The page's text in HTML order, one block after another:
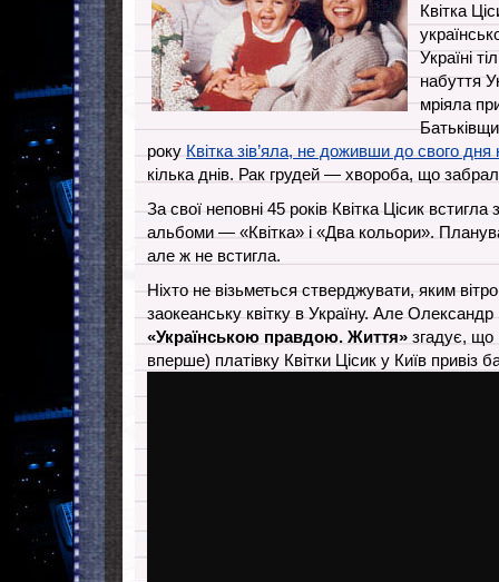
Квітка
Україні
набуття
мріяла
рокуКвітка зів’яла, не доживши до свого
кілька днів. Рак грудей — хвороба, що
За свої неповні 45 років Квітка Цісик
альбоми — «Квітка» і «Два кольори».
але ж не встигла.
Ніхто не візьметься стверджувати, яким
заокеанську квітку в Україну. Але Олександр
«Українською правдою. Життя» згадує, що
вперше) платівку Квітки Цісик у Київ привіз